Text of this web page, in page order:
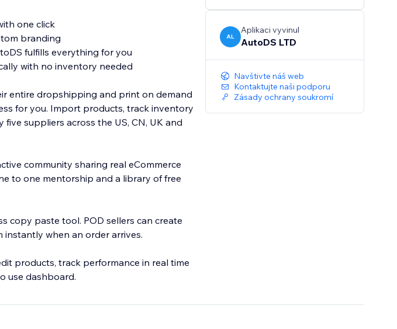
one click
branding
fulfills everything for you
with no inventory needed
entire dropshipping and print on demand
for you. Import products, track inventory
suppliers across the US, CN, UK and
community sharing real eCommerce
to one mentorship and a library of free
copy paste tool. POD sellers can create
when an order arrives.
products, track performance in real time
use dashboard.
AL
Aplikaci vyvinul
AutoDS LTD
Navštivte náš web
Kontaktujte naši podporu
Zásady ochrany soukromí